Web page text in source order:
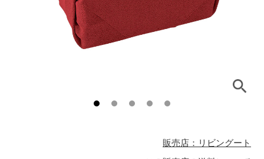
販売店：リビングート